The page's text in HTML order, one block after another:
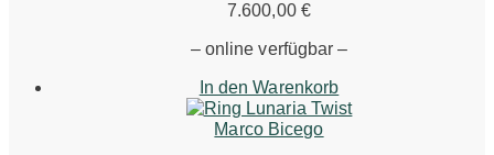
7.600,00 €
– online verfügbar –
In den Warenkorb
Marco Bicego